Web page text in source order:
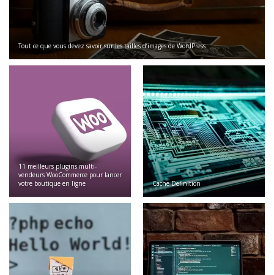
Tout ce que vous devez savoir sur les tailles d’images de WordPress
11 meilleurs plugins multi-
vendeurs WooCommerce pour lancer
votre boutique en ligne
Cache Definition